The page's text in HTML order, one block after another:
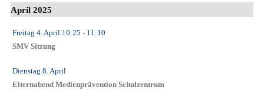
April 2025
Freitag 4. April 10:25 - 11:10
SMV Sitzung
Dienstag 8. April
Elternabend Medienprävention Schulzentrum